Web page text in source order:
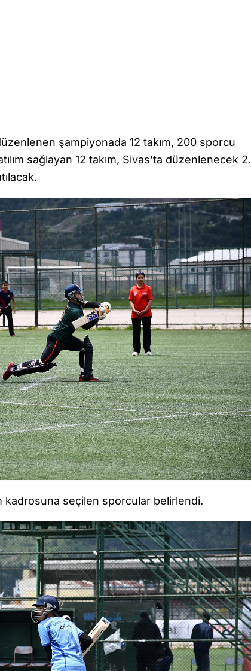
şampiyonada 12 takım, 200 sporcu
sağlayan 12 takım, Sivas’ta düzenlenecek 2.
kadrosuna seçilen sporcular belirlendi.